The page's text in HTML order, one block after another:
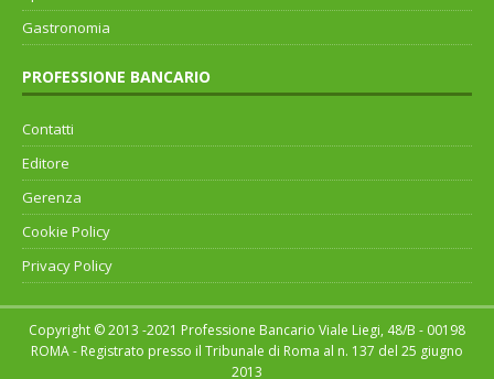
Gastronomia
PROFESSIONE BANCARIO
Contatti
Editore
Gerenza
Cookie Policy
Privacy Policy
Copyright © 2013 -2021 Professione Bancario Viale Liegi, 48/B - 00198
ROMA - Registrato presso il Tribunale di Roma al n. 137 del 25 giugno
2013